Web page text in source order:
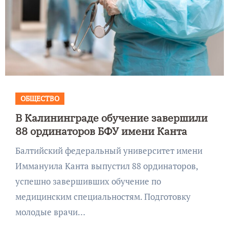
ОБЩЕСТВО
В Калининграде обучение завершили
88 ординаторов БФУ имени Канта
Балтийский федеральный университет имени
Иммануила Канта выпустил 88 ординаторов,
успешно завершивших обучение по
медицинским специальностям. Подготовку
молодые врачи…